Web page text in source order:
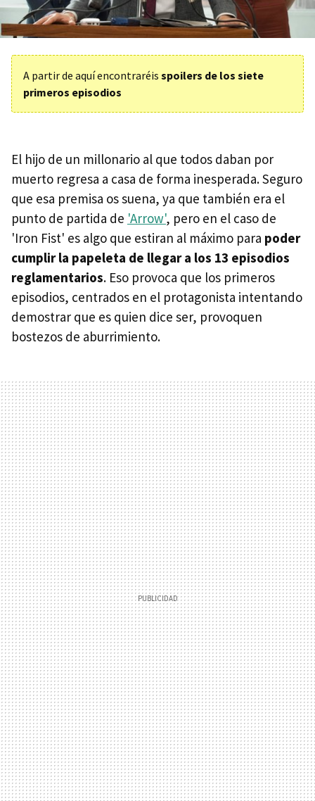
A partir de aquí encontraréis spoilers de los siete
primeros episodios
El hijo de un millonario al que todos daban por
muerto regresa a casa de forma inesperada. Seguro
que esa premisa os suena, ya que también era el
punto de partida de 'Arrow', pero en el caso de
'Iron Fist' es algo que estiran al máximo para poder
cumplir la papeleta de llegar a los 13 episodios
reglamentarios. Eso provoca que los primeros
episodios, centrados en el protagonista intentando
demostrar que es quien dice ser, provoquen
bostezos de aburrimiento.